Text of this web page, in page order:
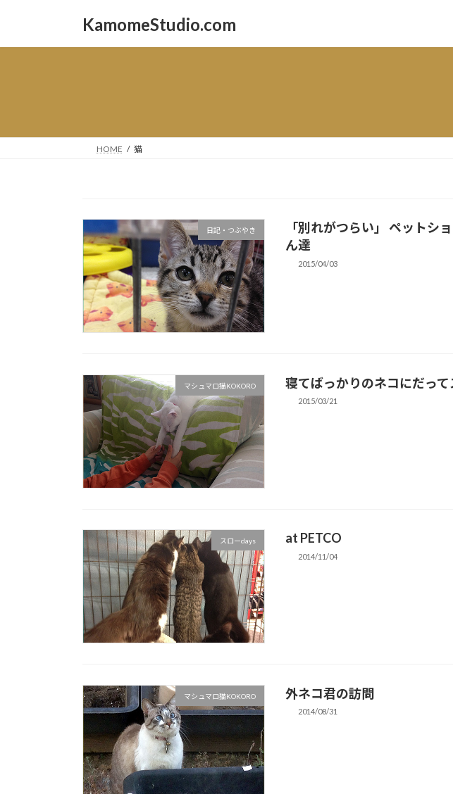
KamomeStudio.com
HOME 猫
日記・つぶやき
「別れがつらい」 ペットシ
ん達
2015/04/03
マシュマロ猫KOKORO 寝てばっかりのネコにだっ
2015/03/21
スローdays at PETCO
2014/11/04
マシュマロ猫KOKORO 外ネコ君の訪問
2014/08/31